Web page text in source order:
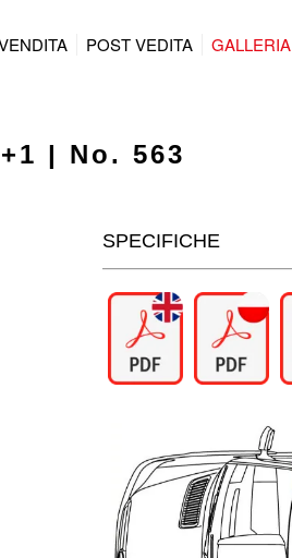
POST VEDITA GALLERIA
| No. 563
SPECIFICHE